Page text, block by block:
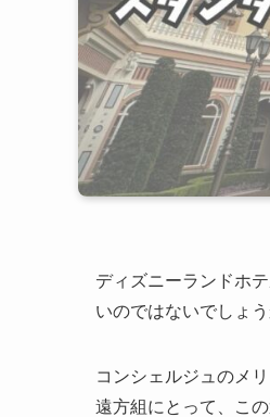
ディズニーランドホ
いのではないでしょう
コンシェルジュのメ
遠方組にとって、こ